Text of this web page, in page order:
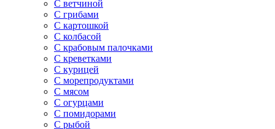
С ветчиной
С грибами
С картошкой
С колбасой
С крабовым палочками
С креветками
С курицей
С морепродуктами
С мясом
С огурцами
С помидорами
С рыбой